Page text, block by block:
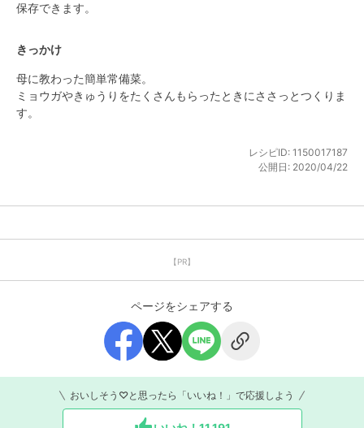
保存できます。
きっかけ
母に教わった簡単常備菜。
ミョウガやきゅうりをたくさんもらったときにささっとつくりま
す。
レシピID: 1150017187
公開日: 2020/04/22
【PR】
ページをシェアする
おいしそう♡と思ったら「いいね！」で応援しよう